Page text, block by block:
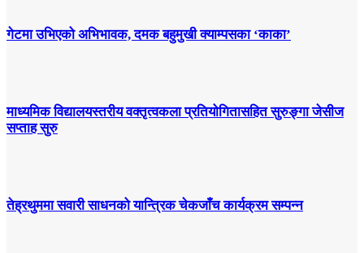
गेटमा उभिएको अभिभावक, दमक बहुमुखी क्याम्पसका ‘काका’
माध्यमिक विद्यालयस्तरीय वक्तृत्वकला प्रतियोगितासहित सुरुङ्गा जेसीज
सप्ताह सुरु
तेह्रथुममा सवारी साधनको यान्त्रिक चेकजाँच कार्यक्रम सम्पन्न